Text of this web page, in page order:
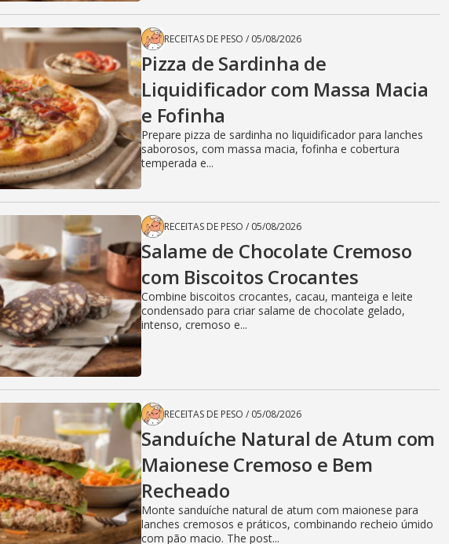
RECEITAS DE PESO / 05/08/2026
Pizza de Sardinha de
Liquidificador com Massa Macia
e Fofinha
Prepare pizza de sardinha no liquidificador para lanches
saborosos, com massa macia, fofinha e cobertura
temperada e...
RECEITAS DE PESO / 05/08/2026
Salame de Chocolate Cremoso
com Biscoitos Crocantes
Combine biscoitos crocantes, cacau, manteiga e leite
condensado para criar salame de chocolate gelado,
intenso, cremoso e...
RECEITAS DE PESO / 05/08/2026
Sanduíche Natural de Atum com
Maionese Cremoso e Bem
Recheado
Monte sanduíche natural de atum com maionese para
lanches cremosos e práticos, combinando recheio úmido
com pão macio. The post...